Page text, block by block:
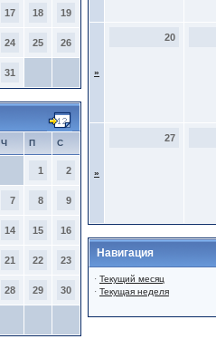
17 18 19
24 25 26
31
Ч П С
1 2
7 8 9
14 15 16
21 22 23
28 29 30
»
20
»
27
Навигация
· Текущий месяц
· Текущая неделя